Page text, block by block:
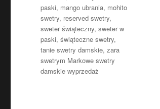
paski, mango ubrania, mohito
swetry, reserved swetry,
sweter świąteczny,sweter w
paski,świąteczne swetry,
tanie swetry damskie,zara
swetrym Markowe swetry
damskie wyprzedaż